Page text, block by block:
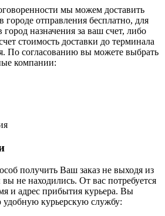
мы можем доставить
городе отправления бесплатно, для
назначения за ваш счет, либо
стоимость доставки до терминала
По согласованию вы можете выбрать
компании:
получить Ваш заказ не выходя из
не находились. От вас потребуется
и адрес прибытия курьера. Вы
курьерскую службу: